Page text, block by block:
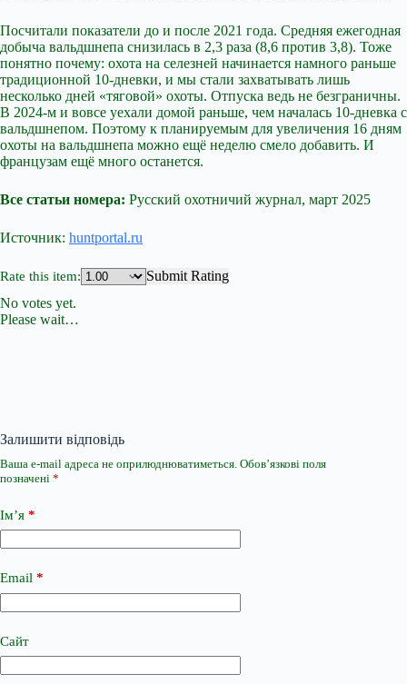
Посчитали показатели до и после 2021 года. Средняя ежегодная
добыча вальдшнепа снизилась в 2,3 раза (8,6 против 3,8). Тоже
понятно почему: охота на селезней начинается намного раньше
традиционной 10-дневки, и мы стали захватывать лишь
несколько дней «тяговой» охоты. Отпуска ведь не безграничны.
В 2024-м и вовсе уехали домой раньше, чем началась 10-дневка с
вальдшнепом. Поэтому к планируемым для увеличения 16 дням
охоты на вальдшнепа можно ещё неделю смело добавить. И
французам ещё много останется.
Все статьи номера: Русский охотничий журнал, март 2025
Источник: huntportal.ru
Rate this item:
Submit Rating
No votes yet.
Please wait…
Залишити відповідь
Ваша e-mail адреса не оприлюднюватиметься. Обов’язкові поля
позначені *
Ім’я *
Email *
Сайт